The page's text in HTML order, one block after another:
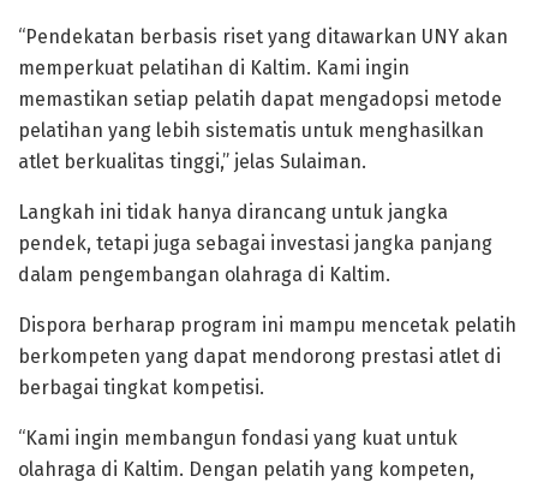
“Pendekatan berbasis riset yang ditawarkan UNY akan
memperkuat pelatihan di Kaltim. Kami ingin
memastikan setiap pelatih dapat mengadopsi metode
pelatihan yang lebih sistematis untuk menghasilkan
atlet berkualitas tinggi,” jelas Sulaiman.
Langkah ini tidak hanya dirancang untuk jangka
pendek, tetapi juga sebagai investasi jangka panjang
dalam pengembangan olahraga di Kaltim.
Dispora berharap program ini mampu mencetak pelatih
berkompeten yang dapat mendorong prestasi atlet di
berbagai tingkat kompetisi.
“Kami ingin membangun fondasi yang kuat untuk
olahraga di Kaltim. Dengan pelatih yang kompeten,